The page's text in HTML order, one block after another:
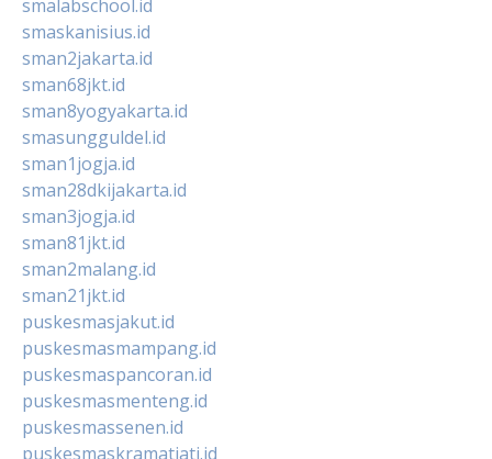
smalabschool.id
smaskanisius.id
sman2jakarta.id
sman68jkt.id
sman8yogyakarta.id
smasungguldel.id
sman1jogja.id
sman28dkijakarta.id
sman3jogja.id
sman81jkt.id
sman2malang.id
sman21jkt.id
puskesmasjakut.id
puskesmasmampang.id
puskesmaspancoran.id
puskesmasmenteng.id
puskesmassenen.id
puskesmaskramatjati.id